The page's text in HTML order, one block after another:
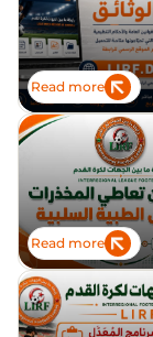
Read more
Read more